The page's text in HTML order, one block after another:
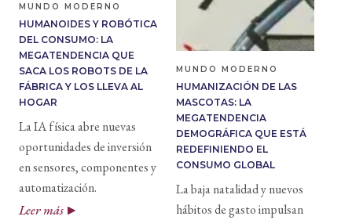
MUNDO MODERNO
HUMANOIDES Y ROBÓTICA
DEL CONSUMO: LA
MEGATENDENCIA QUE
SACA LOS ROBOTS DE LA
FÁBRICA Y LOS LLEVA AL
HOGAR
La IA física abre nuevas
oportunidades de inversión
en sensores, componentes y
automatización.
Leer más
MUNDO MODERNO
HUMANIZACIÓN DE LAS
MASCOTAS: LA
MEGATENDENCIA
DEMOGRÁFICA QUE ESTÁ
REDEFINIENDO EL
CONSUMO GLOBAL
La baja natalidad y nuevos
hábitos de gasto impulsan